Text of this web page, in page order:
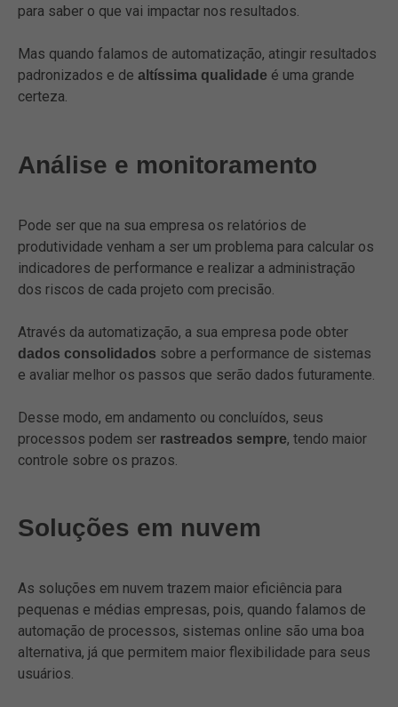
para saber o que vai impactar nos resultados.
Mas quando falamos de automatização, atingir resultados
padronizados e de altíssima qualidade é uma grande
certeza.
Análise e monitoramento
Pode ser que na sua empresa os relatórios de
produtividade venham a ser um problema para calcular os
indicadores de performance e realizar a administração
dos riscos de cada projeto com precisão.
Através da automatização, a sua empresa pode obter
dados consolidados sobre a performance de sistemas
e avaliar melhor os passos que serão dados futuramente.
Desse modo, em andamento ou concluídos, seus
processos podem ser rastreados sempre, tendo maior
controle sobre os prazos.
Soluções em nuvem
As soluções em nuvem trazem maior eficiência para
pequenas e médias empresas, pois, quando falamos de
automação de processos, sistemas online são uma boa
alternativa, já que permitem maior flexibilidade para seus
usuários.